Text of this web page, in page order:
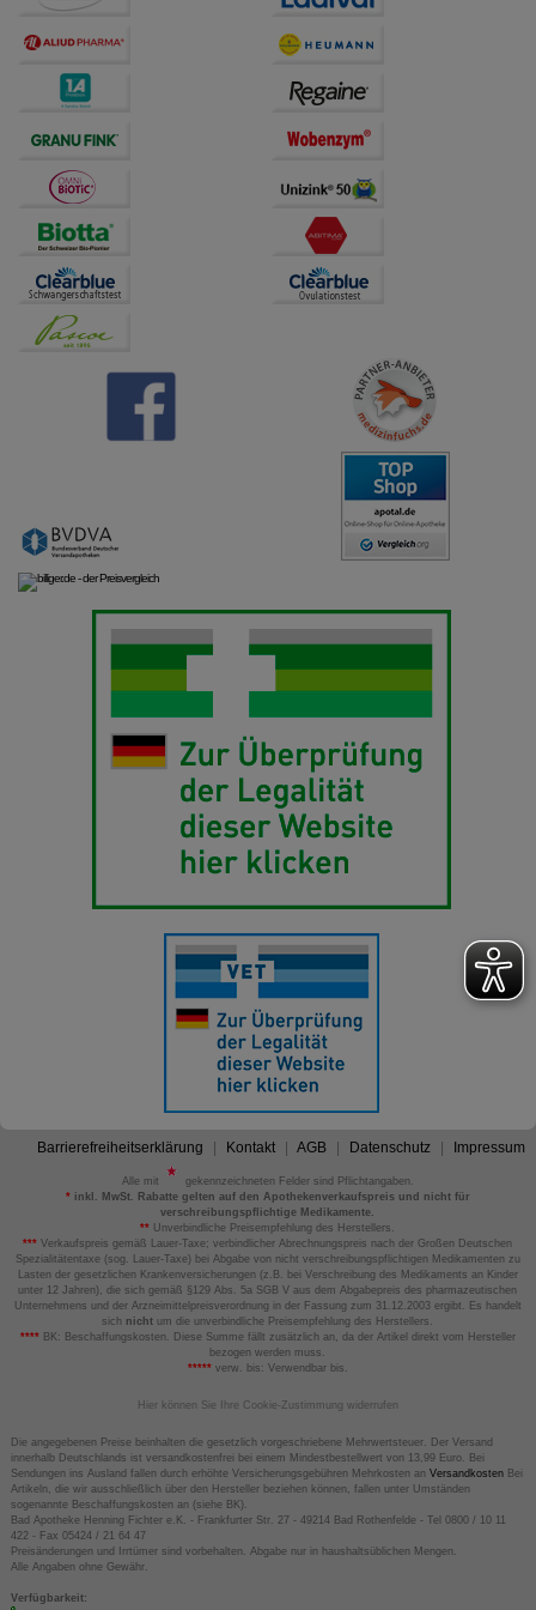
Barrierefreiheitserklärung Kontakt AGB Datenschutz Impressum
Alle mit
gekennzeichneten Felder sind Pflichtangaben.
*inkl. MwSt. Rabatte gelten auf den Apothekenverkaufspreis und nicht für
verschreibungspflichtige Medikamente.
** Unverbindliche Preisempfehlung des Herstellers.
*** Verkaufspreis gemäß Lauer-Taxe; verbindlicher Abrechnungspreis nach der Großen Deutschen
Spezialitätentaxe (sog. Lauer-Taxe) bei Abgabe von nicht verschreibungspflichtigen Medikamenten zu
Lasten der gesetzlichen Krankenversicherungen (z.B. bei Verschreibung des Medikaments an Kinder
unter 12 Jahren), die sich gemäß §129 Abs. 5a SGB V aus dem Abgabepreis des pharmazeutischen
Unternehmens und der Arzneimittelpreisverordnung in der Fassung zum 31.12.2003 ergibt. Es handelt
sich nicht um die unverbindliche Preisempfehlung des Herstellers.
****BK: Beschaffungskosten. Diese Summe fällt zusätzlich an, da der Artikel direkt vom Hersteller
bezogen werden muss.
*****verw. bis: Verwendbar bis.
Hier können Sie Ihre Cookie-Zustimmung widerrufen
Die angegebenen Preise beinhalten die gesetzlich vorgeschriebene Mehrwertsteuer. Der Versand
innerhalb Deutschlands ist versandkostenfrei bei einem Mindestbestellwert von 13,99 Euro. Bei
Sendungen ins Ausland fallen durch erhöhte Versicherungsgebühren Mehrkosten an VersandkostenBei
Artikeln, die wir ausschließlich über den Hersteller beziehen können, fallen unter Umständen
sogenannte Beschaffungskosten an (siehe BK).
Bad Apotheke Henning Fichter e.K. - Frankfurter Str. 27 - 49214 Bad Rothenfelde - Tel 0800 / 10 11
422 - Fax 05424 / 21 64 47
Preisänderungen und Irrtümer sind vorbehalten. Abgabe nur in haushaltsüblichen Mengen.
Alle Angaben ohne Gewähr.
Verfügbarkeit: